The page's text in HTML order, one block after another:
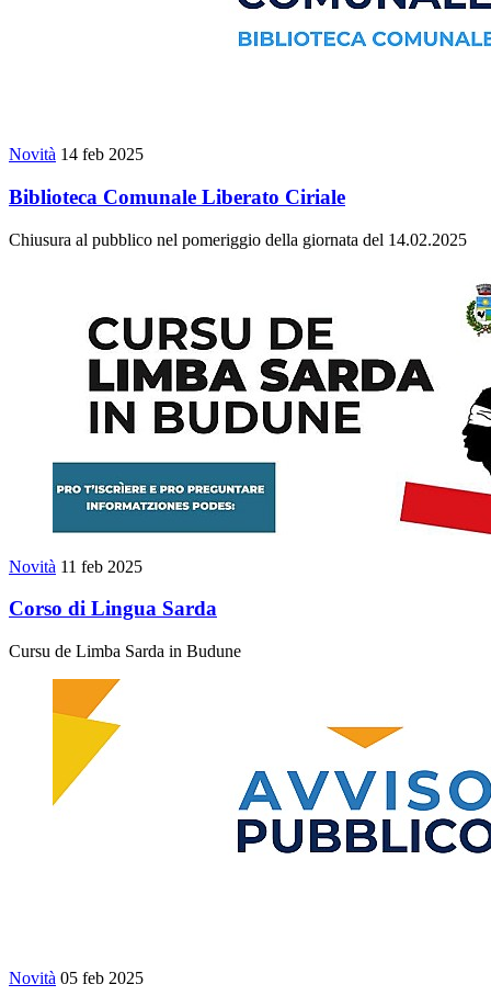
Novità 14 feb 2025
Biblioteca Comunale Liberato Ciriale
Chiusura al pubblico nel pomeriggio della giornata del 14.02.2025
Novità 11 feb 2025
Corso di Lingua Sarda
Cursu de Limba Sarda in Budune
Novità 05 feb 2025